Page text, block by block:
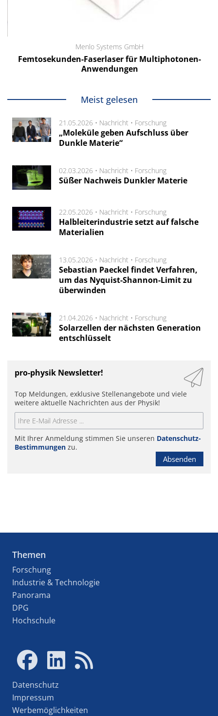
Menlo Systems GmbH
Femtosekunden-Faserlaser für Multiphotonen-
Anwendungen
Meist gelesen
21.05.2026 • Nachricht • Forschung
„Moleküle geben Aufschluss über
Dunkle Materie“
02.03.2026 • Nachricht • Forschung
Süßer Nachweis Dunkler Materie
22.05.2026 • Nachricht • Forschung
Halbleiterindustrie setzt auf falsche
Materialien
13.05.2026 • Nachricht • Forschung
Sebastian Paeckel findet Verfahren,
um das Nyquist-Shannon-Limit zu
überwinden
21.04.2026 • Nachricht • Forschung
Solarzellen der nächsten Generation
entschlüsselt
pro-physik Newsletter!
Top Meldungen, exklusive Stellenangebote und viele
weitere aktuelle Nachrichten aus der Physik!
Mit Ihrer Anmeldung stimmen Sie unseren Datenschutz-
Bestimmungen zu.
Absenden
Themen
Forschung
Industrie & Technologie
Panorama
DPG
Hochschule
Datenschutz
Impressum
Werbemöglichkeiten